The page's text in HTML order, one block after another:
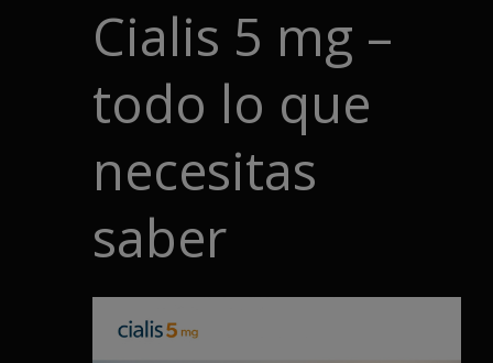
Cialis 5 mg –
todo lo que
necesitas
saber